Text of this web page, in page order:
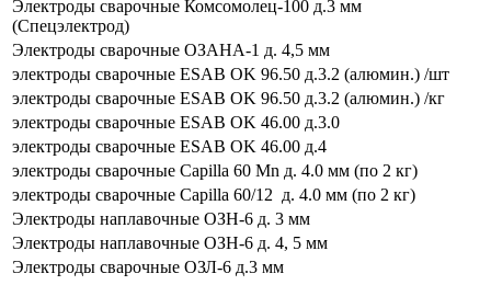
Электроды сварочные Комсомолец-100 д.3 мм
(Спецэлектрод)
Электроды сварочные ОЗАНА-1 д. 4,5 мм
электроды сварочные ESAB OK 96.50 д.3.2 (алюмин.) /шт
электроды сварочные ESAB OK 96.50 д.3.2 (алюмин.) /кг
электроды сварочные ESAB OK 46.00 д.3.0
электроды сварочные ESAB OK 46.00 д.4
электроды сварочные Capilla 60 Mn д. 4.0 мм (по 2 кг)
электроды сварочные Capilla 60/12 д. 4.0 мм (по 2 кг)
Электроды наплавочные ОЗН-6 д. 3 мм
Электроды наплавочные ОЗН-6 д. 4, 5 мм
Электроды сварочные ОЗЛ-6 д.3 мм